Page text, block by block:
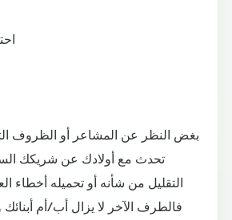
بغض النظر عن المشاعر أو الظروف
تحدث مع أولادك عن شريكك
التقليل من شأنه أو تحميله أخطاء
فالطرف الآخر لا يزال أب/أم